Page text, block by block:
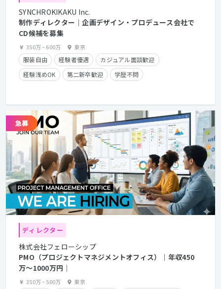
SYNCHROKIKAKU Inc.
制作ディレクター｜企画デザイン・プロデュース会社で
CD候補を募集
350万~600万 東京
服装自由 経験者優遇
カジュアル面談歓迎
経験浅めOK
第二新卒歓迎
学歴不問
在宅勤務可
クライアントとの直接取引多数
ディレクター
株式会社フェローシップ
PMO（プロジェクトマネジメントオフィス）｜年収450
万〜1000万円｜
350万~500万 東京